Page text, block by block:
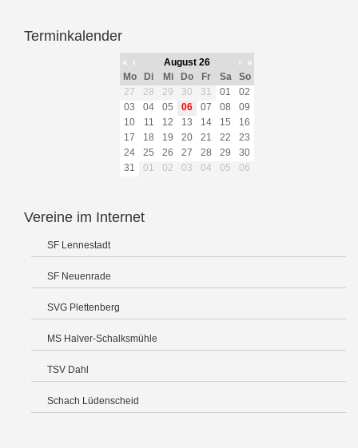
Terminkalender
« ‹ August 26 ›
»
Mo
Di Mi Do Fr Sa
So
27
28 29 30 31 01
02
03
04 05 06 07 08
09
10
11 12 13 14 15
16
17
18 19 20 21 22
23
24
25 26 27 28 29
30
31
01 02 03 04 05 06
Vereine im Internet
SF Lennestadt
SF Neuenrade
SVG Plettenberg
MS Halver-Schalksmühle
TSV Dahl
Schach Lüdenscheid